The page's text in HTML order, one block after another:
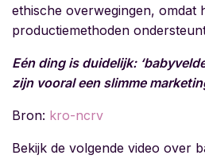
ethische overwegingen, omdat
productiemethoden
Eén ding is duidelijk:
zijn vooral een slimme
Bron: kro-ncrv
Bekijk de volgende video over